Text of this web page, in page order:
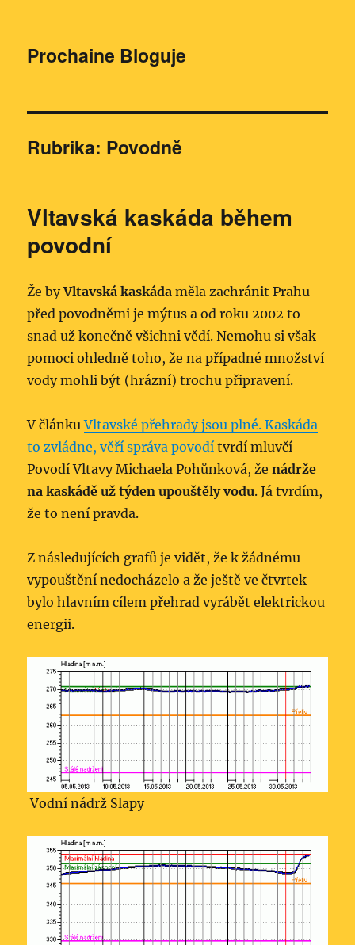
Prochaine Bloguje
Rubrika: Povodně
Vltavská kaskáda během
povodní
Že byVltavská kaskáda měla zachránit Prahu
před povodněmi je mýtus a od roku 2002 to
snad už konečně všichni vědí. Nemohu si však
pomoci ohledně toho, že na případné množství
vody mohli být (hrázní) trochu připravení.
V článkuVltavské přehrady jsou plné. Kaskáda
to zvládne, věří správa povodí tvrdí mluvčí
Povodí Vltavy Michaela Pohůnková, ženádrže
na kaskádě už týden upouštěly vodu. Já tvrdím,
že to není pravda.
Z následujících grafů je vidět, že k žádnému
vypouštění nedocházelo a že ještě ve čtvrtek
bylo hlavním cílem přehrad vyrábět elektrickou
energii.
Vodní nádrž Slapy